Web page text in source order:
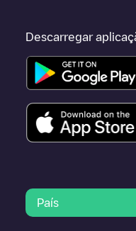
Descarregar
País